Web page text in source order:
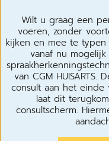
Wilt u graag een
voeren, zonder
kijken en mee te
vanaf nu
van CGM
consult aan het
laat dit
consultscherm.